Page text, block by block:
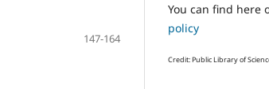
147-164
You can find here
policy
Credit: Public Library of